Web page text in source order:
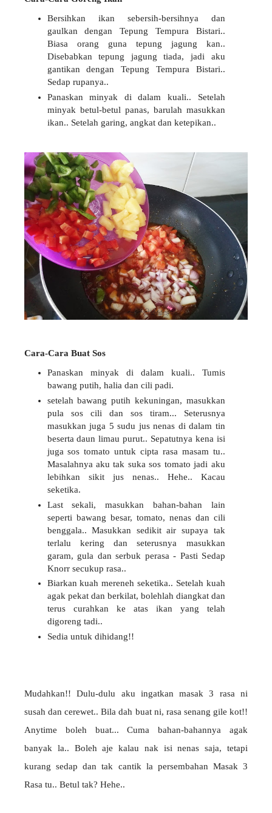
Bersihkan ikan sebersih-bersihnya dan
gaulkan dengan Tepung Tempura Bistari..
Biasa orang guna tepung jagung kan..
Disebabkan tepung jagung tiada, jadi aku
gantikan dengan Tepung Tempura Bistari..
Sedap rupanya..
Panaskan minyak di dalam kuali.. Setelah
minyak betul-betul panas, barulah masukkan
ikan.. Setelah garing, angkat dan ketepikan..
Cara-Cara Buat Sos
Panaskan minyak di dalam kuali.. Tumis
bawang putih, halia dan cili padi.
setelah bawang putih kekuningan, masukkan
pula sos cili dan sos tiram... Seterusnya
masukkan juga 5 sudu jus nenas di dalam tin
beserta daun limau purut.. Sepatutnya kena isi
juga sos tomato untuk cipta rasa masam tu..
Masalahnya aku tak suka sos tomato jadi aku
lebihkan sikit jus nenas.. Hehe.. Kacau
seketika.
Last sekali, masukkan bahan-bahan lain
seperti bawang besar, tomato, nenas dan cili
benggala.. Masukkan sedikit air supaya tak
terlalu kering dan seterusnya masukkan
garam, gula dan serbuk perasa - Pasti Sedap
Knorr secukup rasa..
Biarkan kuah mereneh seketika.. Setelah kuah
agak pekat dan berkilat, bolehlah diangkat dan
terus curahkan ke atas ikan yang telah
digoreng tadi..
Sedia untuk dihidang!!
Mudahkan!! Dulu-dulu aku ingatkan masak 3 rasa ni
susah dan cerewet.. Bila dah buat ni, rasa senang gile kot!!
Anytime boleh buat... Cuma bahan-bahannya agak
banyak la.. Boleh aje kalau nak isi nenas saja, tetapi
kurang sedap dan tak cantik la persembahan Masak 3
Rasa tu.. Betul tak? Hehe..